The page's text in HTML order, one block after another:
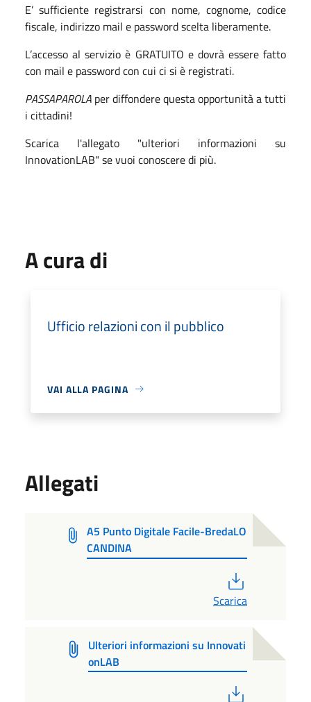
E’ sufficiente registrarsi con nome, cognome, codice
fiscale, indirizzo mail e password scelta liberamente.
L’accesso al servizio è GRATUITO e dovrà essere fatto
con mail e password con cui ci si è registrati.
PASSAPAROLA per diffondere questa opportunità a tutti
i cittadini!
Scarica l'allegato "ulteriori informazioni su
InnovationLAB" se vuoi conoscere di più.
A cura di
Ufficio relazioni con il pubblico
VAI ALLA PAGINA
Allegati
A5 Punto Digitale Facile-BredaLO
CANDINA
Scarica
Ulteriori informazioni su Innovati
onLAB